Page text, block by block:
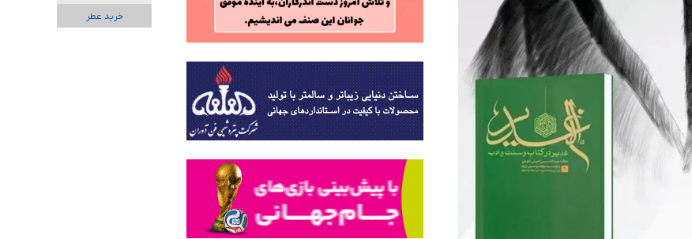
خرید عطر